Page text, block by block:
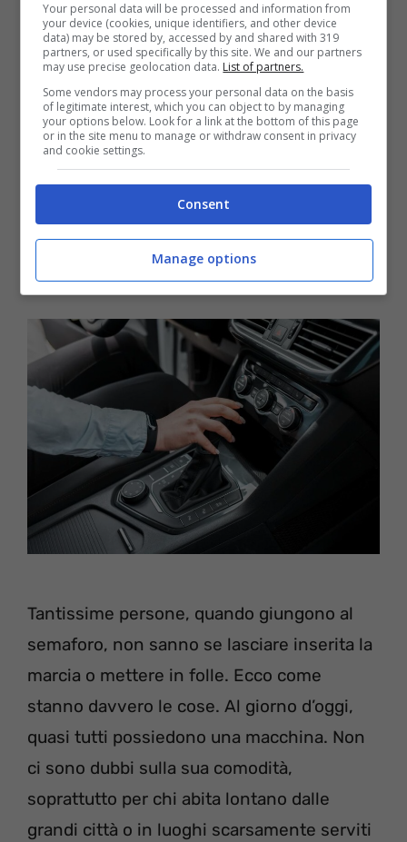
compromettono il funzionamento
dell’elettrodomestico, riducendone
l’efficienza. Senza un’adeguata pulizia,
inoltre, si rischia la …Leggi tutto
Al semaforo marcia inserita o in folle?
Evita l’errore, senti l’esperto
1 Settembre 2025 diClaudia Perseli
Tantissime persone, quando giungono al
semaforo, non sanno se lasciare inserita la
marcia o mettere in folle. Ecco come
stanno davvero le cose. Al giorno d’oggi,
quasi tutti possiedono una macchina. Non
ci sono dubbi sulla sua comodità,
soprattutto per chi abita lontano dalle
grandi città o in luoghi scarsamente serviti
Your personal data will be processed and information from
your device (cookies, unique identifiers, and other device
data) may be stored by, accessed by and shared with 319
partners, or used specifically by this site. We and our partners
may use precise geolocation data. List of partners.
Some vendors may process your personal data on the basis
of legitimate interest, which you can object to by managing
your options below. Look for a link at the bottom of this page
or in the site menu to manage or withdraw consent in privacy
and cookie settings.
Consent
Manage options